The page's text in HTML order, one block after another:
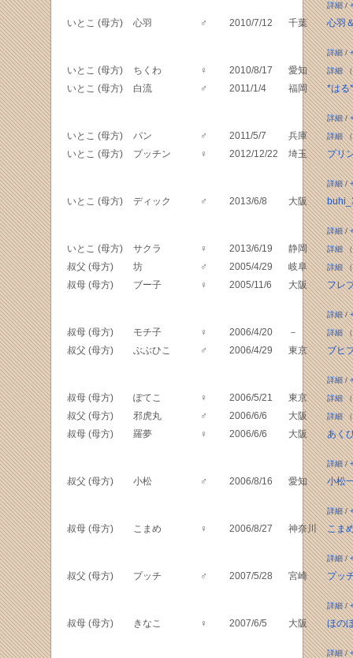
詳細/
いとこ (母方) 心羽 ♂ 2010/7/12 千葉 心羽
詳細/
いとこ (母方) ちくわ ♀ 2010/8/17 愛知 詳細（
いとこ (母方) 白流 ♂ 2011/1/4 福岡 *はる
詳細/
いとこ (母方) パン ♂ 2011/5/7 兵庫 詳細（
いとこ (母方) プッチン ♀ 2012/12/22 埼玉 プリ
詳細/
いとこ (母方) ディック ♂ 2013/6/8 大阪
詳細/
いとこ (母方) サクラ ♀ 2013/6/19 静岡 詳細（
叔父 (母方) 坊 ♂ 2005/4/29 岐阜 詳細（
叔母 (母方) ブー子 ♀ 2005/11/6 大阪 フレ
詳細/
叔母 (母方) モチ子 ♀ 2006/4/20 － 詳細（
叔父 (母方) ぶぶひこ ♂ 2006/4/29 東京 ブヒ
詳細/
叔母 (母方) ぽてこ ♀ 2006/5/21 東京 詳細（
叔父 (母方) 邪虎丸 ♂ 2006/6/6 大阪 詳細（
叔母 (母方) 羅夢 ♀ 2006/6/6 大阪 あく
詳細/
叔父 (母方) 小松 ♂ 2006/8/16 愛知 小松
詳細/
叔母 (母方) こまめ ♀ 2006/8/27 神奈川 こま
詳細/
叔父 (母方) プッチ ♂ 2007/5/28 宮崎 プッ
詳細/
叔母 (母方) きなこ ♀ 2007/6/5 大阪 ほの
詳細/